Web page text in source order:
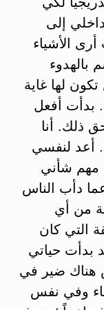
إلى
الأشياء
لها غاية
بدأت أفعل
ذلك. أنا
أعد لنفسي
مهم شأني
دأب الناس
من أي
التي كان
بدأت حياتي
هناك ضير في
وفي نفس